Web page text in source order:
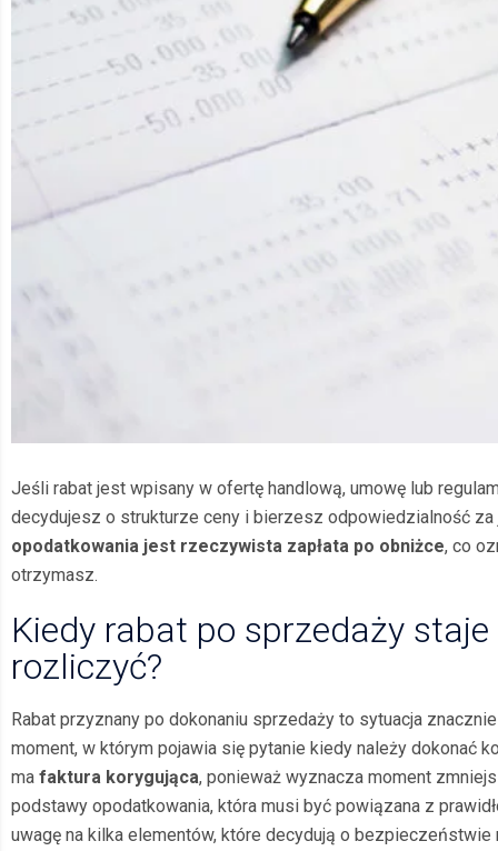
Jeśli rabat jest wpisany w ofertę handlową, umowę lub
decydujesz o strukturze ceny i bierzesz odpowiedzialność
opodatkowania jest rzeczywista zapłata po obniżce, co
otrzymasz.
Kiedy rabat po sprzedaży
rozliczyć?
Rabat przyznany po dokonaniu sprzedaży to sytuacja
moment, w którym pojawia się pytanie kiedy należy dokonać
ma faktura korygująca, ponieważ wyznacza moment
podstawy opodatkowania, która musi być powiązana z
uwagę na kilka elementów, które decydują o bezpieczeństwie